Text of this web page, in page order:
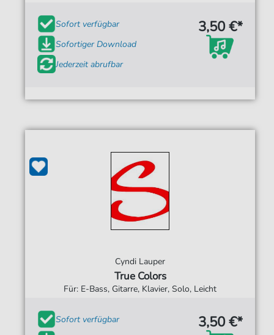
Sofort verfügbar
Sofortiger Download
Jederzeit abrufbar
3,50 €*
Cyndi Lauper
True Colors
Für: E-Bass, Gitarre, Klavier, Solo, Leicht
Sofort verfügbar
3,50 €*